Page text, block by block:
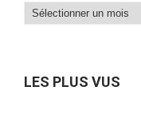
Dans
LES PLUS VUS